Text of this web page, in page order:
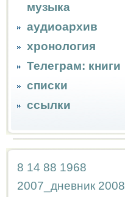
музыка
аудиоархив
хронология
Телеграм: книги
списки
ссылки
8 14 88 1968
2007_дневник 2008